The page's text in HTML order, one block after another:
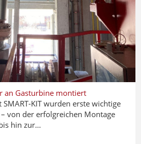
an Gasturbine montiert
KIT wurden erste wichtige
von der erfolgreichen Montage
hin zur…